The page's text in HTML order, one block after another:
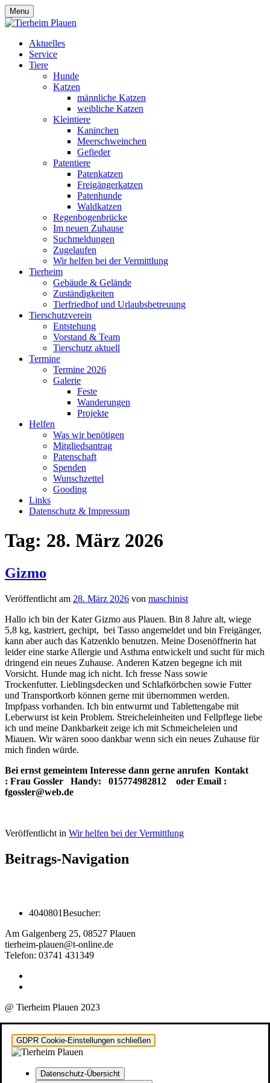
Menu
Aktuelles
Service
Tiere
Hunde
Katzen
männliche Katzen
weibliche Katzen
Kleintiere
Kaninchen
Meerschweinchen
Gefieder
Patentiere
Patenkatzen
Freigängerkatzen
Patenhunde
Waldkatzen
Regenbogenbrücke
Im neuen Zuhause
Suchmeldungen
Zugelaufen
Wir helfen bei der Vermittlung
Tierheim
Gebäude & Gelände
Zuständigkeiten
Tierfriedhof und Urlaubsbetreuung
Tierschutzverein
Entstehung
Vorstand & Team
Tierschutz aktuell
Termine
Termine 2026
Galerie
Feste
Wanderungen
Projekte
Helfen
Was wir benötigen
Mitgliedsantrag
Patenschaft
Spenden
Wunschzettel
Gooding
Links
Datenschutz & Impressum
Tag: 28. März 2026
Gizmo
Veröffentlicht am 28. März 2026 von maschinist
Hallo ich bin der Kater Gizmo aus Plauen. Bin 8 Jahre alt, wiege
5,8 kg, kastriert, gechipt, bei Tasso angemeldet und bin Freigänger,
kann aber auch das Katzenklo benutzen. Meine Dosenöffnerin hat
leider eine starke Allergie und Asthma entwickelt und sucht für mich
dringend ein neues Zuhause. Anderen Katzen begegne ich mit
Vorsicht. Hunde mag ich nicht. Ich fresse Nass sowie
Trockenfutter. Lieblingsdecken und Schlafkörbchen sowie Futter
und Transportkorb können gerne mit übernommen werden.
Impfpass vorhanden. Ich bin entwurmt und Tablettengabe mit
Leberwurst ist kein Problem. Streicheleinheiten und Fellpflege liebe
ich und meine Dankbarkeit zeige ich mit Schmeicheleien und
Miauen. Wir wären sooo dankbar wenn sich ein neues Zuhause für
mich finden würde.
Bei ernst gemeintem Interesse dann gerne anrufen Kontakt
: Frau Gossler Handy: 015774982812 oder Email :
fgossler@web.de
Veröffentlicht in Wir helfen bei der Vermittlung
Beitrags-Navigation
4040801Besucher:
Am Galgenberg 25, 08527 Plauen
tierheim-plauen@t-online.de
Telefon: 03741 431349
@ Tierheim Plauen 2023
GDPR Cookie-Einstellungen schließen
Datenschutz-Übersicht